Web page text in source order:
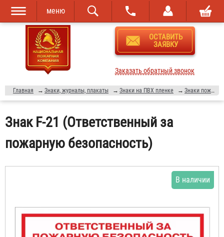
Перейти к
основному
содержанию
Skip to
navigation
меню
ОСТАВИТЬ
ЗАЯВКУ
Заказать обратный звонок
Главная → Знаки, журналы, плакаты → Знаки на ПВХ пленке → Знаки пожарной безопасности
Знак F-21 (Ответственный за
пожарную безопасность)
В наличии